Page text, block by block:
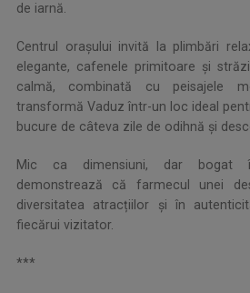
de iarnă.
Centrul orașului invită la plimbări
elegante, cafenele primitoare și
calmă, combinată cu peisajele
transformă Vaduz într-un loc ideal
bucure de câteva zile de odihnă și
Mic ca dimensiuni, dar bogat
demonstrează că farmecul unei
diversitatea atracțiilor și în
fiecărui vizitator.
***